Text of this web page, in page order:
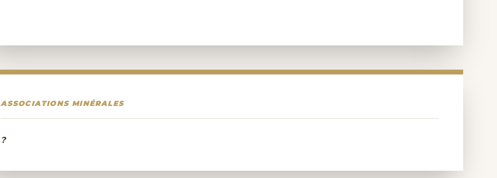
ASSOCIATIONS MINÉRALES
?